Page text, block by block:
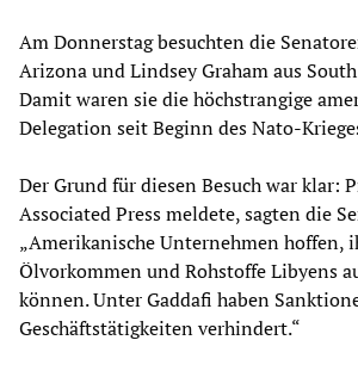
Am Donnerstag besuchten die
Arizona und Lindsey Graham aus
Damit waren sie die höchstrangige
Delegation seit Beginn des Nato-
Der Grund für diesen Besuch war klar:
Associated Press meldete, sagten die
„Amerikanische Unternehmen hoffen,
Ölvorkommen und Rohstoffe Libyens
können. Unter Gaddafi haben
Geschäftstätigkeiten verhindert.“